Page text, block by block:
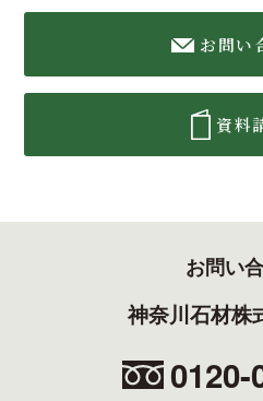
お問い
資料
お問い
0120-